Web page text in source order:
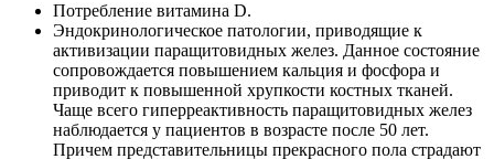
Потребление витамина D.
Эндокринологическое патологии, приводящие к
активизации паращитовидных желез. Данное состояние
сопровождается повышением кальция и фосфора и
приводит к повышенной хрупкости костных тканей.
Чаще всего гиперреактивность паращитовидных желез
наблюдается у пациентов в возрасте после 50 лет.
Причем представительницы прекрасного пола страдают